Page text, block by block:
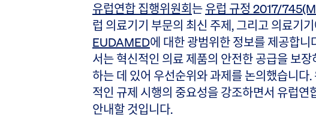
유럽연합 집행위원회 는유럽 규정 2017/
럽 의료기기 부문의 최신 주제, 그리고 의료기
EUDAMED에 대한 광범위한 정보를 제공합
서는 혁신적인 의료 제품의 안전한 공급을 보
하는 데 있어 우선순위와 과제를 논의했습니다
적인 규제 시행의 중요성을 강조하면서 유럽
안내할 것입니다.